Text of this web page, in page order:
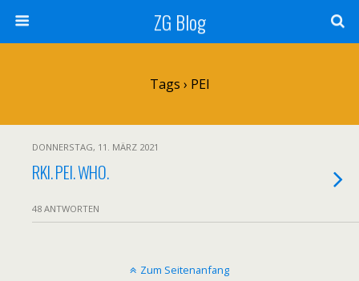
ZG Blog
Tags › PEI
DONNERSTAG, 11. MÄRZ 2021
RKI. PEI. WHO.
48 ANTWORTEN
Zum Seitenanfang